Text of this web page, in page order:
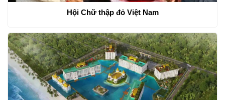
Hội Chữ thập đỏ Việt Nam